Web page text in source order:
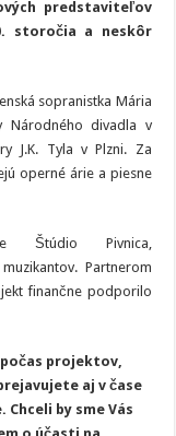
predstaviteľov
storočia a neskôr
sopranistka Mária
Národného divadla v
J.K. Tyla v Plzni. Za
operné árie a piesne
Štúdio Pivnica,
Partnerom
finančne podporilo
projektov,
aj v čase
by sme Vás